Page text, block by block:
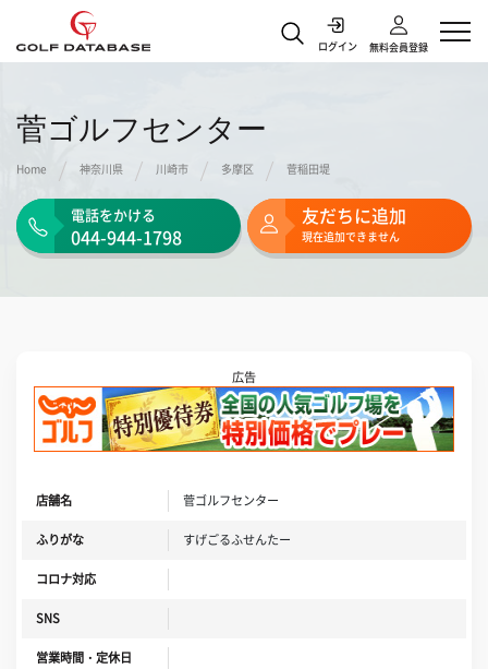
ログイン 無料会員登録
本ページはアフィリエイトプログラムによる収益を得ています
菅ゴルフセンター
Home 神奈川県 川崎市 多摩区 菅稲田堤
電話をかける
044-944-1798
友だちに追加
現在追加できません
広告
店舗名 菅ゴルフセンター
ふりがな すげごるふせんたー
コロナ対応
SNS
営業時間・定休日